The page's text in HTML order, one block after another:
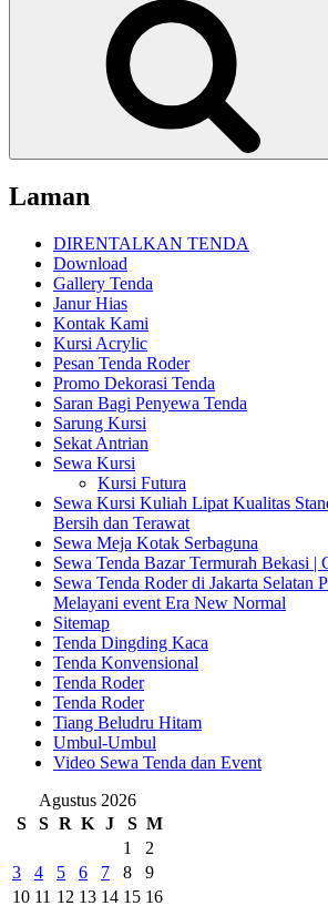
Laman
DIRENTALKAN TENDA
Download
Gallery Tenda
Janur Hias
Kontak Kami
Kursi Acrylic
Pesan Tenda Roder
Promo Dekorasi Tenda
Saran Bagi Penyewa Tenda
Sarung Kursi
Sekat Antrian
Sewa Kursi
Kursi Futura
Sewa Kursi Kuliah Lipat Kualitas
Bersih dan Terawat
Sewa Meja Kotak Serbaguna
Sewa Tenda Bazar Termurah Bekasi |
Sewa Tenda Roder di Jakarta Selatan
Melayani event Era New Normal
Sitemap
Tenda Dingding Kaca
Tenda Konvensional
Tenda Roder
Tenda Roder
Tiang Beludru Hitam
Umbul-Umbul
Video Sewa Tenda dan Event
Agustus 2026
S
S R K J S M
1
2
3
4 5 6 7 8
9
10 11 12 13 14 15 16